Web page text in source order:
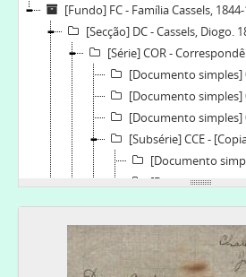
[Fundo] FC - Família Cassels,
[Secção] DC - Cassels, Diogo.
[Série] COR -
[Documento simples] 001 - Aos membros da
[Documento simples] 002 - [Carta de Diogo
[Documento simples] 003 - [Carta do
[Subsérie] CCE - [Copiador de
[Documento simples] 001 - [Cópia de
[Documento simples] 002 - [Cópia de carta
[Documento simples] 003 - [Cópia de carta
[Documento simples] 004 - [Cópia de carta de Diogo
[Documento simples] 005 - [Cópia de carta de
[Documento simples] 006 - [Cópia de carta de